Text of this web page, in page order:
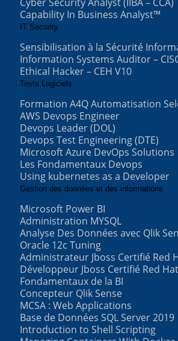
Capability In Business Analyst™
IT Security
Sensibilisation à la Sécurité
Information Systems Auditor –
Ethical Hacker – CEH V10
Tests Logiciels
Formation A4Q Automatisation
AWS Devops Engineer
Devops Leader (DOL)
Devops Test Engineering (DTE)
Microsoft Azure DevOps Solutions
Les Fondamentaux Devops
Using kubernetes as a Developer
Gestion des données et des informations
Microsoft Power BI
Administration MYSQL
Analyse Des Données avec Qlik
Oracle 12c Tuning
Administrateur Jboss Certifié Red
Développeur Jboss Certifié Red Hat
Fondamentaux de la BI
Concepteur Qlik Sense
MCSA : Web Applications
Base de Données SQL Server 2019
Introduction to Shell Scripting